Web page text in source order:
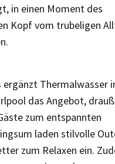
in einen Moment des
Kopf vom trubeligen
ergänzt Thermalwasser
das Angebot,
zum entspannten
laden stilvolle
zum Relaxen ein.